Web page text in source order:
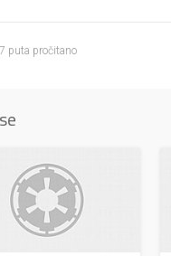
puta pročitano